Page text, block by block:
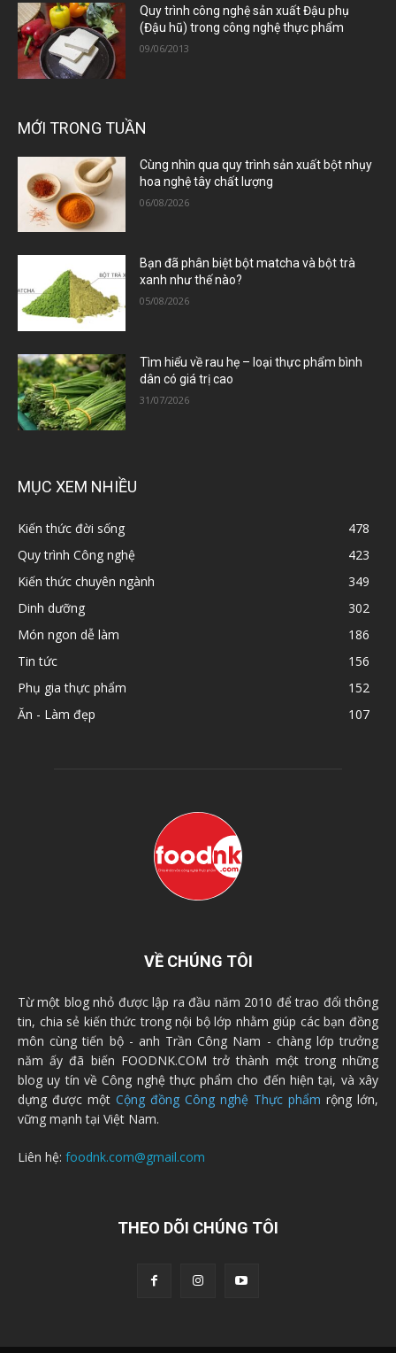
Quy trình công nghệ sản xuất Đậu phụ
(Đậu hũ) trong công nghệ thực phẩm
09/06/2013
MỚI TRONG TUẦN
Cùng nhìn qua quy trình sản xuất bột nhụy
hoa nghệ tây chất lượng
06/08/2026
Bạn đã phân biệt bột matcha và bột trà
xanh như thế nào?
05/08/2026
Tìm hiểu về rau hẹ – loại thực phẩm bình
dân có giá trị cao
31/07/2026
MỤC XEM NHIỀU
Kiến thức đời sống
478
Quy trình Công nghệ
423
Kiến thức chuyên ngành
349
Dinh dưỡng
302
Món ngon dễ làm
186
Tin tức
156
Phụ gia thực phẩm
152
Ăn - Làm đẹp
107
VỀ CHÚNG TÔI
Từ một blog nhỏ được lập ra đầu năm 2010 để trao đổi thông
tin, chia sẻ kiến thức trong nội bộ lớp nhằm giúp các bạn đồng
môn cùng tiến bộ - anh Trần Công Nam - chàng lớp trưởng
năm ấy đã biến FOODNK.COM trở thành một trong những
blog uy tín về Công nghệ thực phẩm cho đến hiện tại, và xây
dựng được một Cộng đồng Công nghệ Thực phẩm rộng lớn,
vững mạnh tại Việt Nam.
Liên hệ: foodnk.com@gmail.com
THEO DÕI CHÚNG TÔI